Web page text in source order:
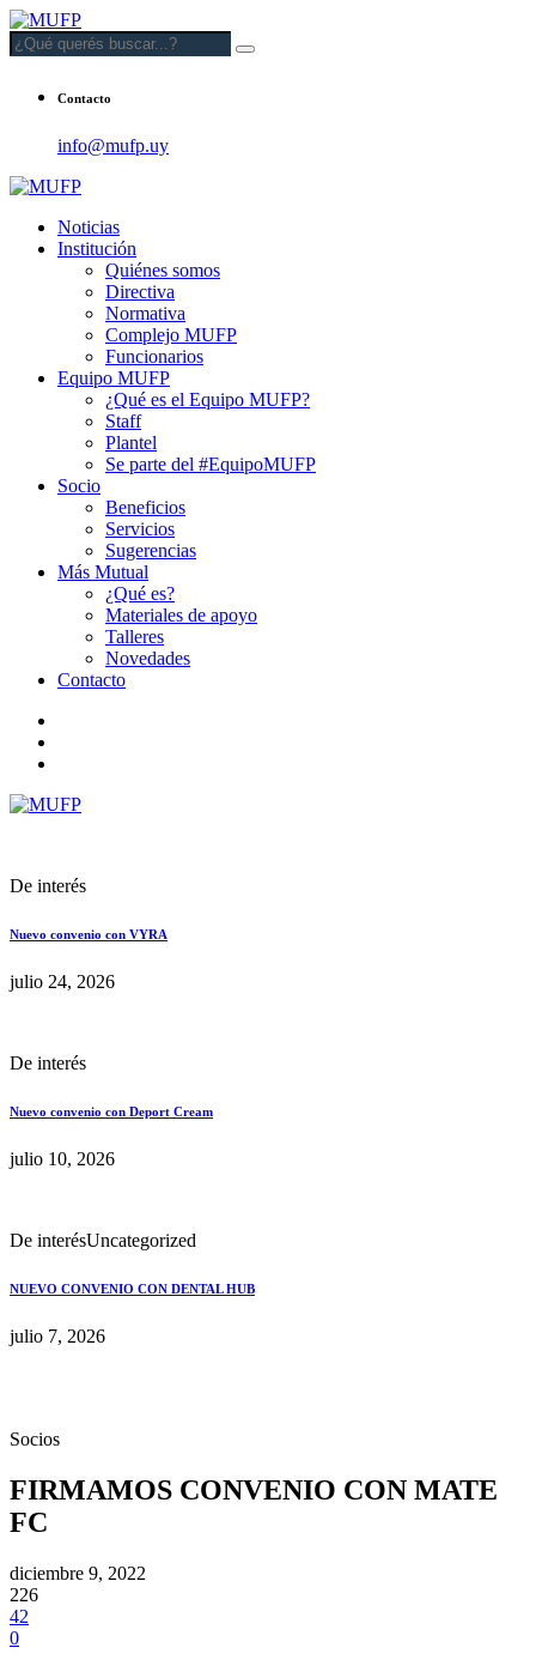
Contacto
info@mufp.uy
Noticias
Institución
Quiénes somos
Directiva
Normativa
Complejo MUFP
Funcionarios
Equipo MUFP
¿Qué es el Equipo MUFP?
Staff
Plantel
Se parte del #EquipoMUFP
Socio
Beneficios
Servicios
Sugerencias
Más Mutual
¿Qué es?
Materiales de apoyo
Talleres
Novedades
Contacto
De interés
Nuevo convenio con VYRA
julio 24, 2026
De interés
Nuevo convenio con Deport Cream
julio 10, 2026
De interésUncategorized
NUEVO CONVENIO CON DENTAL HUB
julio 7, 2026
Socios
FIRMAMOS CONVENIO CON MATE
FC
diciembre 9, 2022
226
42
0